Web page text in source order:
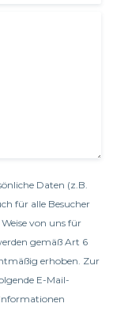
Daten (z.B.
für alle Besucher
von uns für
gemäß Art 6
erhoben. Zur
E-Mail-